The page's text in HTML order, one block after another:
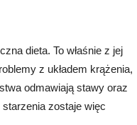
dieta. To właśnie z jej
z układem krążenia,
odmawiają stawy oraz
zostaje więc